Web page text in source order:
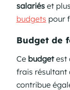
salariéset
budgets pour
Budget de
Ce budgetest
frais résultant
contribue